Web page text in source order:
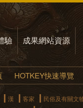
驗 成果網站資源
HOTKEY快速導覽
漢 客家
民俗及有關文